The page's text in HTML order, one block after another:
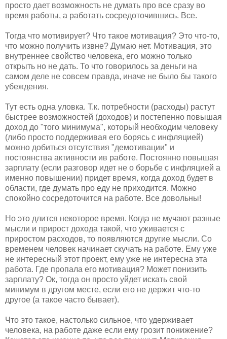
просто дает возможность не думать про все сразу во
время работы, а работать сосредоточившись. Все.
Тогда что мотивирует? Что такое мотивация? Это что-то,
что можно получить извне? Думаю нет. Мотивация, это
внутреннее свойство человека, его можно только
открыть но не дать. То что говорилось за деньги на
самом деле не совсем правда, иначе не было бы такого
убеждения.
Тут есть одна уловка. Т.к. потребности (расходы) растут
быстрее возможностей (доходов) и постепенно повышая
доход до "того минимума", который необходим человеку
(либо просто поддерживая его борясь с инфляцией)
можно добиться отсутствия "демотивации" и
постоянства активности ив работе. Постоянно повышая
зарплату (если разговор идет не о борьбе с инфляцией а
именно повышении) придет время, когда доход будет в
области, где думать про еду не приходится. Можно
спокойно сосредоточится на работе. Все довольны!
Но это длится некоторое время. Когда не мучают разные
мысли и прирост дохода такой, что уживается с
приростом расходов, то появляются другие мысли. Со
временем человек начинает скучать на работе. Ему уже
не интересный этот проект, ему уже не интересна эта
работа. Где пропала его мотивация? Может понизить
зарплату? Ок, тогда он просто уйдет искать свой
минимум в другом месте, если его не держит что-то
другое (а такое часто бывает).
Что это такое, настолько сильное, что удерживает
человека, на работе даже если ему грозит понижение?